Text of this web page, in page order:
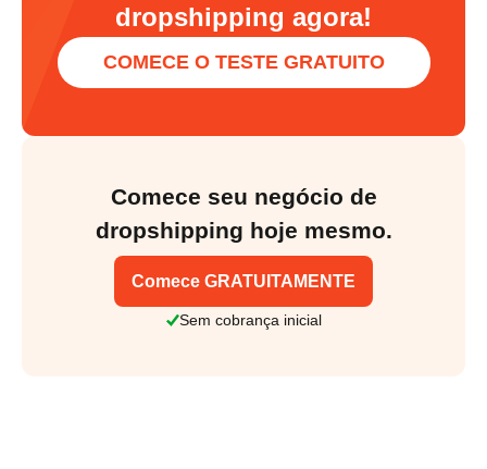
dropshipping agora!
COMECE O TESTE GRATUITO
Comece seu negócio de
dropshipping hoje mesmo.
Comece GRATUITAMENTE
Sem cobrança inicial